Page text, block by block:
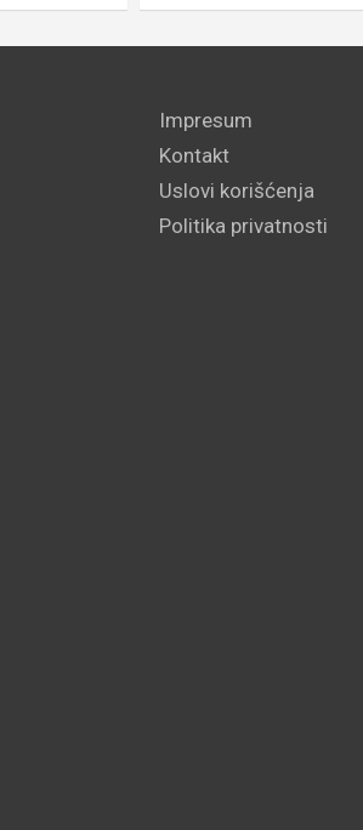
Impresum
Kontakt
Uslovi korišćenja
Politika privatnosti